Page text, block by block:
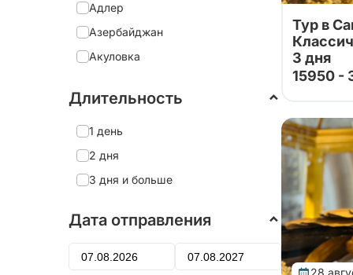
Адлер
Азербайджан
Акуловка
Александро-Невская Лавра
Александров
Александровский дворец
Алеховщина
Алтай
Алушта
Длительность
1 день
2 дня
3 дня и больше
Дата отправления
парка
Тур в
3 дня
15950 -
28